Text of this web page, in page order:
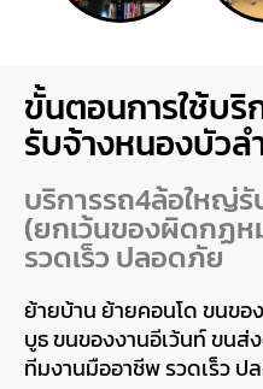
ขั้นตอนการใช้บ
รับจ้างหนองบัวล
บริการรถ4ล้อใหญ่
(ยกเว้นของผิดกฏ
รวดเร็ว ปลอดภัย
ย้ายบ้าน ย้ายคอนโด ขนขอ
บูธ ขนของงานอีเว้นท์ ขน
ทีมงานมืออาชีพ รวดเร็ว ป